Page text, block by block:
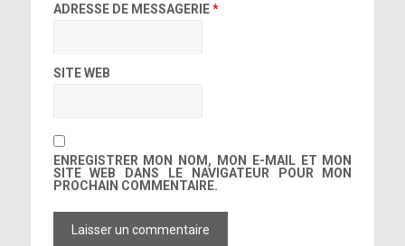
ADRESSE DE MESSAGERIE*
SITE WEB
ENREGISTRER MON NOM, MON E-MAIL ET MON
SITE WEB DANS LE NAVIGATEUR POUR MON
PROCHAIN COMMENTAIRE.